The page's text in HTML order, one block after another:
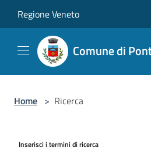
Regione Veneto
Comune di
Home > Ricerca
Inserisci i termini di ricerca